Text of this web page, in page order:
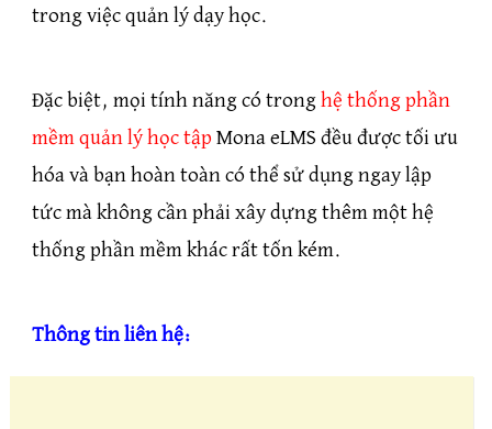
trong việc quản lý dạy học.
Đặc biệt, mọi tính năng có trong hệ thống phần
mềm quản lý học tậpMona eLMS đều được tối ưu
hóa và bạn hoàn toàn có thể sử dụng ngay lập
tức mà không cần phải xây dựng thêm một hệ
thống phần mềm khác rất tốn kém.
Thông tin liên hệ: